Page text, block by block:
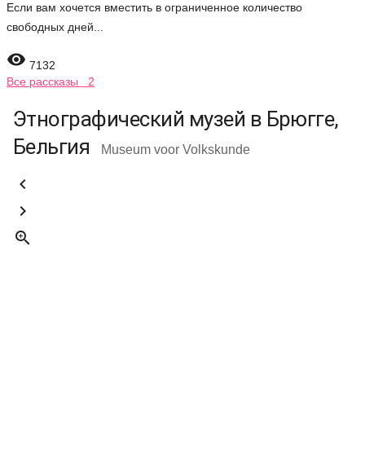
Если вам хочется вместить в ограниченное количество
свободных дней...
 7132
Все рассказы 2
Этнографический музей в Брюгге,
Бельгия
Museum voor Volkskunde


